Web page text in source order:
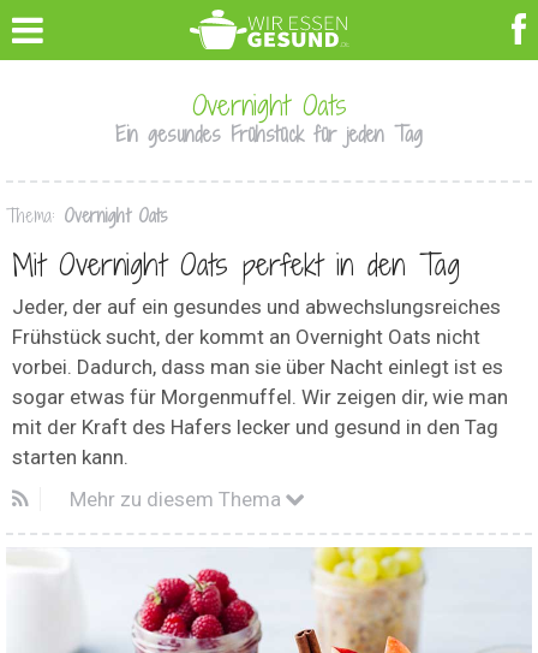
Overnight Oats
Ein gesundes Frühstück für jeden Tag
Thema: Overnight Oats
Mit Overnight Oats perfekt in den Tag
Jeder, der auf ein gesundes und abwechslungsreiches
Frühstück sucht, der kommt an Overnight Oats nicht
vorbei. Dadurch, dass man sie über Nacht einlegt ist es
sogar etwas für Morgenmuffel. Wir zeigen dir, wie man
mit der Kraft des Hafers lecker und gesund in den Tag
starten kann.
Mehr zu diesem Thema